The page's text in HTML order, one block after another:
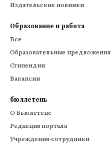
Издательские новинки
Образование и работа
Все
Образовательные предложения
Стипендии
Вакансии
бюллетень
О Бьюлетене
Редакция портала
Учреждения-сотрудники